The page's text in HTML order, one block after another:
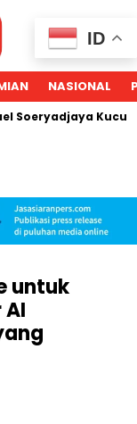
NASIONAL
Kucurkan
untuk
ID